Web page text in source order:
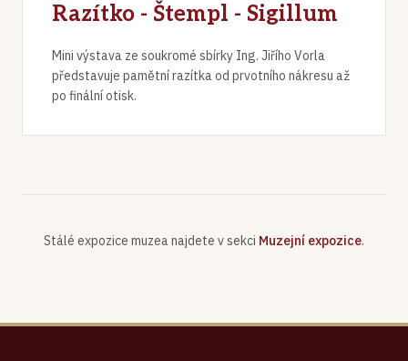
Razítko - Štempl - Sigillum
Mini výstava ze soukromé sbírky Ing. Jiřího Vorla
představuje pamětní razítka od prvotního nákresu až
po finální otisk.
Stálé expozice muzea najdete v sekci Muzejní expozice.